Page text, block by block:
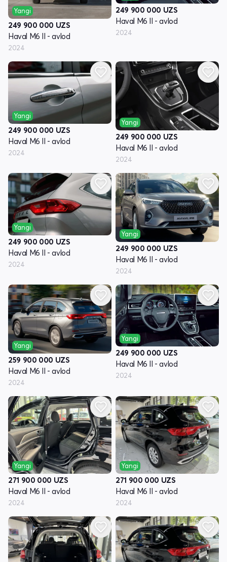
Yangi
249 900 000 UZS
Haval M6 II - avlod
2024
249 900 000 UZS
Haval M6 II - avlod
2024
Yangi
249 900 000 UZS
Haval M6 II - avlod
2024
Yangi
249 900 000 UZS
Haval M6 II - avlod
2024
Yangi
249 900 000 UZS
Haval M6 II - avlod
2024
Yangi
249 900 000 UZS
Haval M6 II - avlod
2024
Yangi
259 900 000 UZS
Haval M6 II - avlod
2024
Yangi
249 900 000 UZS
Haval M6 II - avlod
2024
Yangi
271 900 000 UZS
Haval M6 II - avlod
2024
Yangi
271 900 000 UZS
Haval M6 II - avlod
2024